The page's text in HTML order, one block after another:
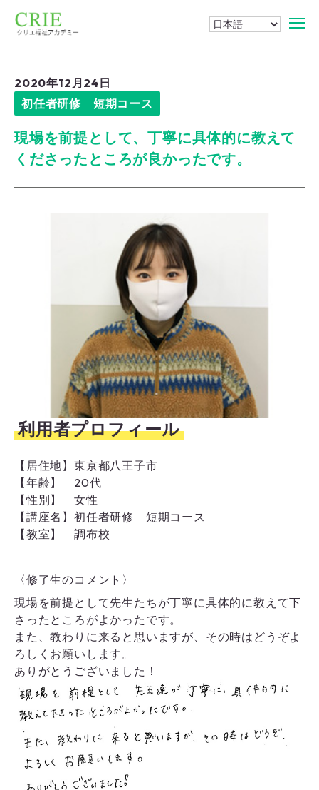
2020年12月24日
初任者研修 短期コース
現場を前提として、丁寧に具体的に教えて
くださったところが良かったです。
利用者プロフィール
【居住地】 東京都八王子市
【年齢】
20代
【性別】
女性
【講座名】 初任者研修 短期コース
【教室】
調布校
〈修了生のコメント〉
現場を前提として先生たちが丁寧に具体的に教えて下
さったところがよかったです。
また、教わりに来ると思いますが、その時はどうぞよ
ろしくお願いします。
ありがとうございました！